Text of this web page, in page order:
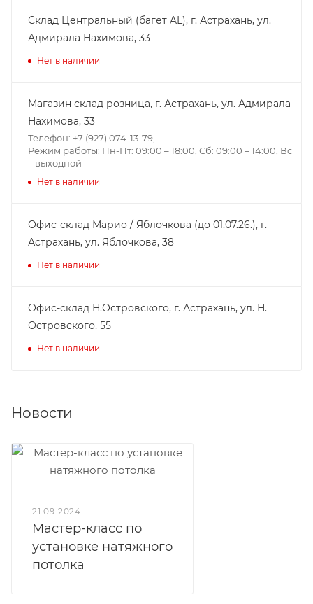
Склад Центральный (багет AL), г. Астрахань, ул.
Адмирала Нахимова, 33
Нет в наличии
Магазин склад розница, г. Астрахань, ул. Адмирала
Нахимова, 33
Телефон: +7 (927) 074-13-79,
Режим работы: Пн-Пт: 09:00 – 18:00, Сб: 09:00 – 14:00, Вс
– выходной
Нет в наличии
Офис-склад Марио / Яблочкова (до 01.07.26.), г.
Астрахань, ул. Яблочкова, 38
Нет в наличии
Офис-склад Н.Островского, г. Астрахань, ул. Н.
Островского, 55
Нет в наличии
Новости
21.09.2024
Мастер-класс по
установке натяжного
потолка